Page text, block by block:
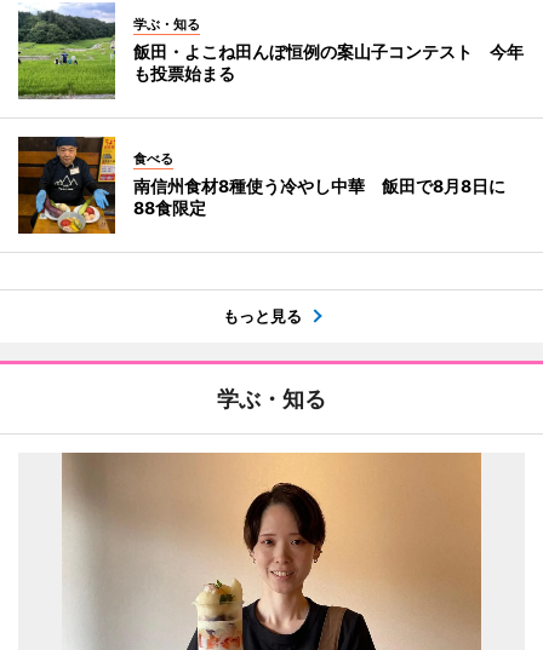
学ぶ・知る
飯田・よこね田んぼ恒例の案山子コンテスト 今年
も投票始まる
食べる
南信州食材8種使う冷やし中華 飯田で8月8日に
88食限定
もっと見る
学ぶ・知る